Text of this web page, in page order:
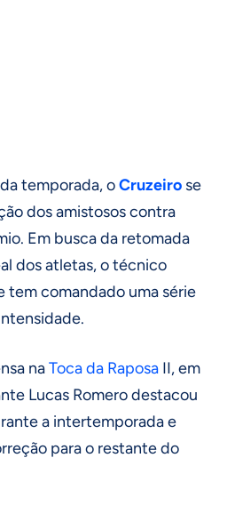
temporada, oCruzeiro se
dos amistosos contra
Em busca da retomada
dos atletas, o técnico
tem comandado uma série
naToca da Raposa II, em
Lucas Romero destacou
a intertemporada e
para o restante do